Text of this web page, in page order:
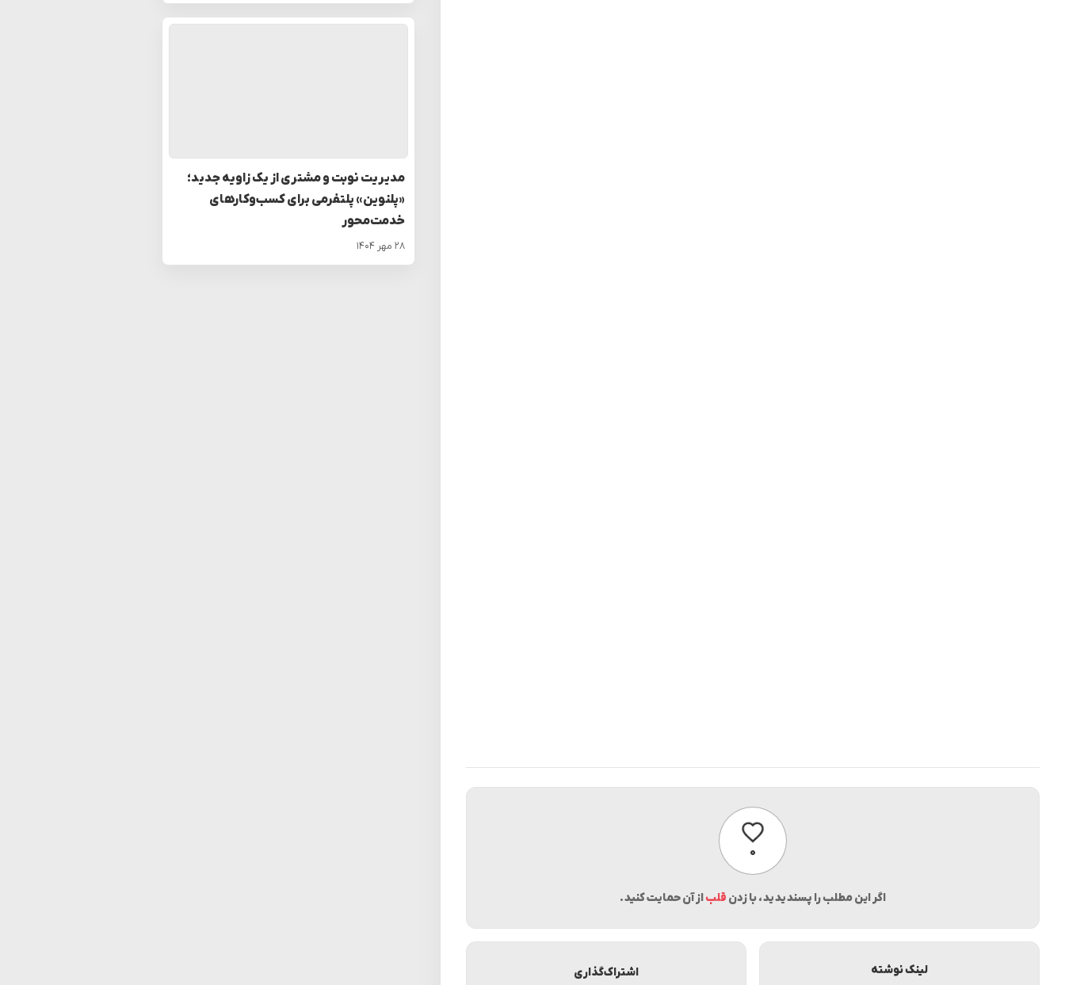
۰پسندیدن
اگر این مطلب را پسندیدید، با زدن قلباز آن حمایت کنید.
لینک نوشته اشتراک‌گذاری
مدیریت نوبت و مشتری از یک زاویه جدید؛
«پلنوین» پلتفرمی برای کسب‌وکارهای
خدمت‌محور
۲۸ مهر ۱۴۰۴